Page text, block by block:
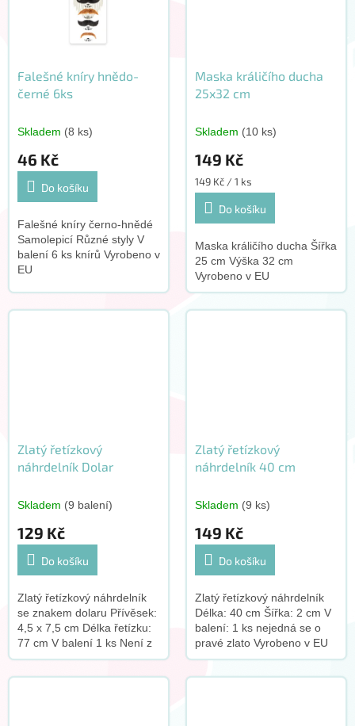
Falešné kníry hnědo-
černé 6ks
Skladem (8 ks)
46 Kč
Do košíku
Falešné kníry černo-hnědé
Samolepicí Různé styly V
balení 6 ks knírů Vyrobeno v
EU
Maska králičího ducha
25x32 cm
Skladem (10 ks)
149 Kč
Měrná
cena:
149 Kč / 1 ks
Do košíku
Maska králičího ducha Šířka
25 cm Výška 32 cm
Vyrobeno v EU
Zlatý řetízkový
náhrdelník Dolar
Skladem (9 balení)
129 Kč
Do košíku
Zlatý řetízkový náhrdelník
se znakem dolaru Přívěsek:
4,5 x 7,5 cm Délka řetízku:
77 cm V balení 1 ks Není z
pravého zlata Vyrobeno v
Zlatý řetízkový
náhrdelník 40 cm
Skladem (9 ks)
149 Kč
Do košíku
Zlatý řetízkový náhrdelník
Délka: 40 cm Šířka: 2 cm V
balení: 1 ks nejedná se o
pravé zlato Vyrobeno v EU